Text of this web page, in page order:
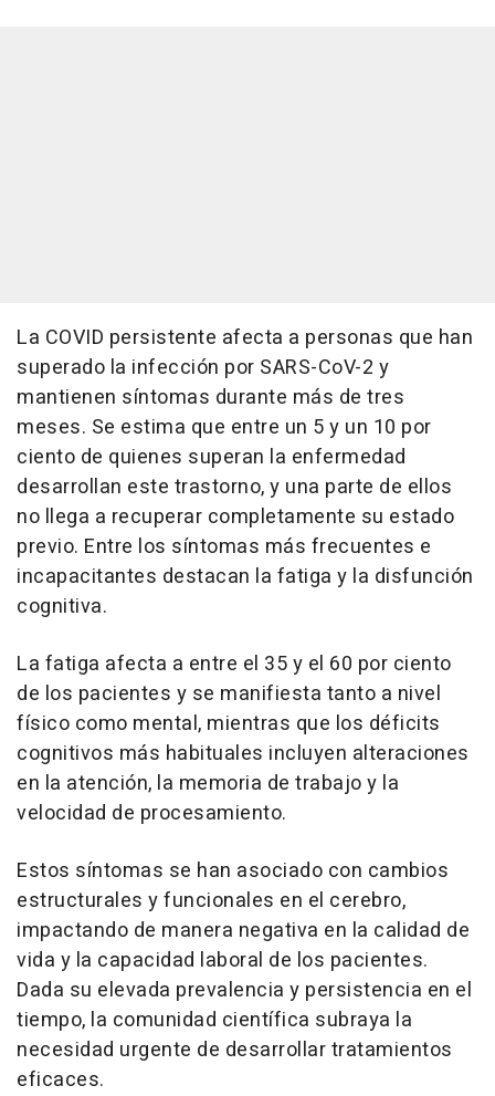
La COVID persistente afecta a personas que han
superado la infección por SARS-CoV-2 y
mantienen síntomas durante más de tres
meses. Se estima que entre un 5 y un 10 por
ciento de quienes superan la enfermedad
desarrollan este trastorno, y una parte de ellos
no llega a recuperar completamente su estado
previo. Entre los síntomas más frecuentes e
incapacitantes destacan la fatiga y la disfunción
cognitiva.
La fatiga afecta a entre el 35 y el 60 por ciento
de los pacientes y se manifiesta tanto a nivel
físico como mental, mientras que los déficits
cognitivos más habituales incluyen alteraciones
en la atención, la memoria de trabajo y la
velocidad de procesamiento.
Estos síntomas se han asociado con cambios
estructurales y funcionales en el cerebro,
impactando de manera negativa en la calidad de
vida y la capacidad laboral de los pacientes.
Dada su elevada prevalencia y persistencia en el
tiempo, la comunidad científica subraya la
necesidad urgente de desarrollar tratamientos
eficaces.